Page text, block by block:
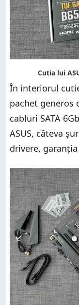
În interiorul
pachet generos
cabluri SATA
ASUS, câteva
drivere,